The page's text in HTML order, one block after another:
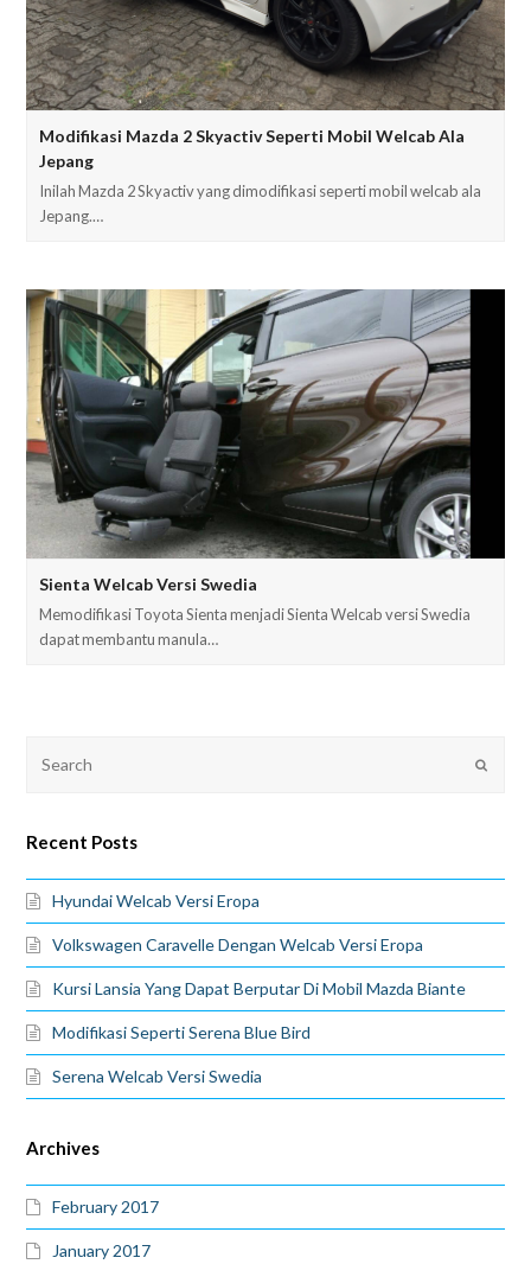
Modifikasi Mazda 2 Skyactiv Seperti Mobil Welcab Ala
Jepang
Inilah Mazda 2 Skyactiv yang dimodifikasi seperti mobil welcab ala
Jepang.…
Sienta Welcab Versi Swedia
Memodifikasi Toyota Sienta menjadi Sienta Welcab versi Swedia
dapat membantu manula…
Recent Posts
Hyundai Welcab Versi Eropa
Volkswagen Caravelle Dengan Welcab Versi Eropa
Kursi Lansia Yang Dapat Berputar Di Mobil Mazda Biante
Modifikasi Seperti Serena Blue Bird
Serena Welcab Versi Swedia
Archives
February 2017
January 2017